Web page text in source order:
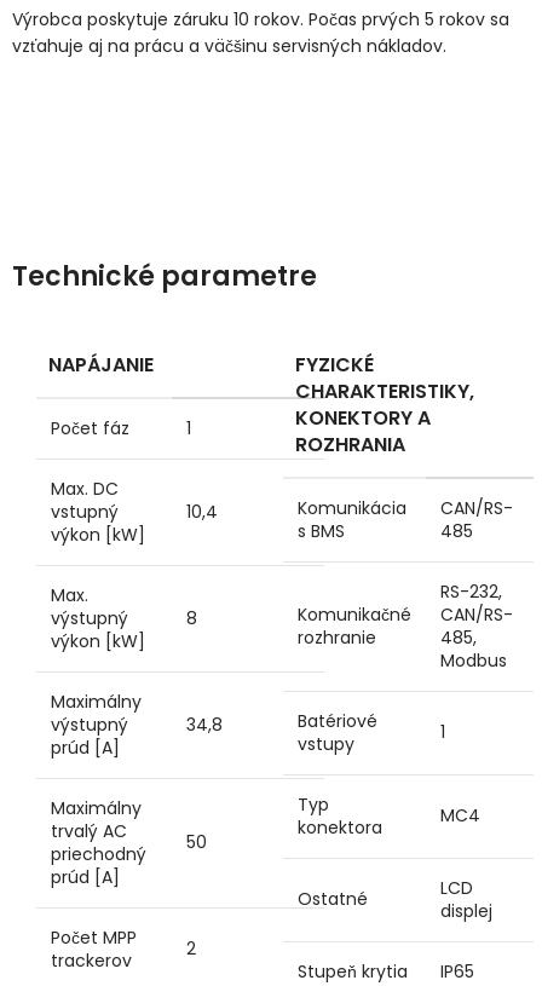
Výrobca poskytuje záruku 10 rokov. Počas prvých 5 rokov sa
vzťahuje aj na prácu a väčšinu servisných nákladov.
Technické parametre
NAPÁJANIE
Počet fáz 1
Max. DC
vstupný
výkon [kW]
10,4
Max.
výstupný
výkon [kW]
8
Maximálny
výstupný
prúd [A]
34,8
Maximálny
trvalý AC
priechodný
prúd [A]
50
Počet MPP
trackerov
2
FYZICKÉ
CHARAKTERISTIKY,
KONEKTORY A
ROZHRANIA
Komunikácia
s BMS
CAN/RS-
485
Komunikačné
rozhranie
RS-232,
CAN/RS-
485,
Modbus
Batériové
vstupy
1
Typ
konektora
MC4
Ostatné
LCD
displej
Stupeň krytia IP65